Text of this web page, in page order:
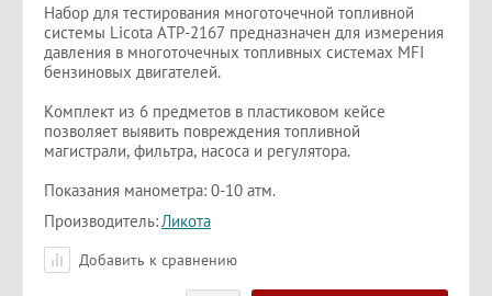
Набор для тестирования многоточечной топливной
системы Licota ATP-2167 предназначен для измерения
давления в многоточечных топливных системах MFI
бензиновых двигателей.
Комплект из 6 предметов в пластиковом кейсе
позволяет выявить повреждения топливной
магистрали, фильтра, насоса и регулятора.
Показания манометра: 0-10 атм.
Производитель: Ликота
Добавить к сравнению